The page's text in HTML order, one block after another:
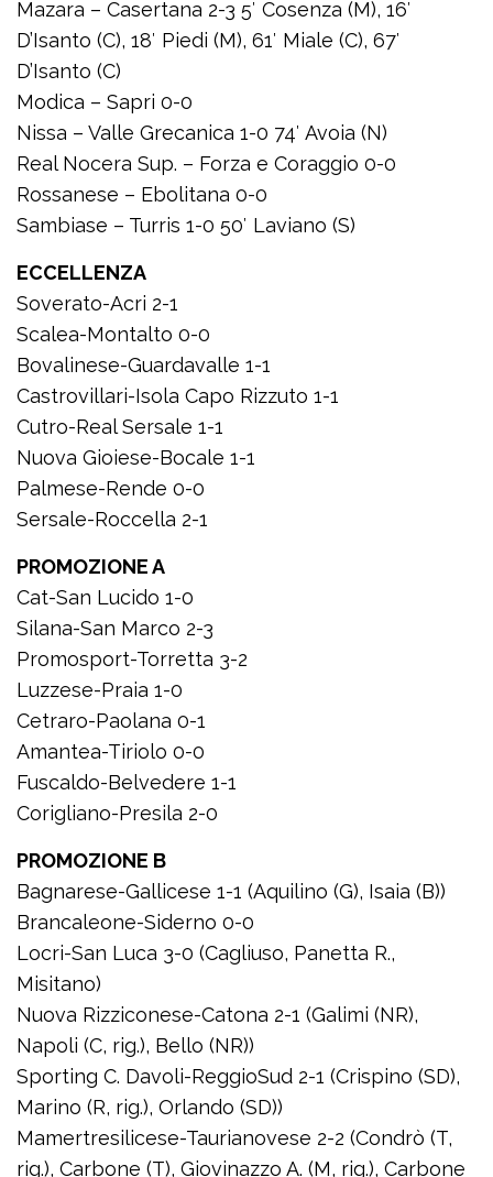
Mazara – Casertana 2-3 5′ Cosenza (M), 16′
D’Isanto (C), 18′ Piedi (M), 61′ Miale (C), 67′
D’Isanto (C)
Modica – Sapri 0-0
Nissa – Valle Grecanica 1-0 74′ Avoia (N)
Real Nocera Sup. – Forza e Coraggio 0-0
Rossanese – Ebolitana 0-0
Sambiase – Turris 1-0 50′ Laviano (S)
ECCELLENZA
Soverato-Acri 2-1
Scalea-Montalto 0-0
Bovalinese-Guardavalle 1-1
Castrovillari-Isola Capo Rizzuto 1-1
Cutro-Real Sersale 1-1
Nuova Gioiese-Bocale 1-1
Palmese-Rende 0-0
Sersale-Roccella 2-1
PROMOZIONE A
Cat-San Lucido 1-0
Silana-San Marco 2-3
Promosport-Torretta 3-2
Luzzese-Praia 1-0
Cetraro-Paolana 0-1
Amantea-Tiriolo 0-0
Fuscaldo-Belvedere 1-1
Corigliano-Presila 2-0
PROMOZIONE B
Bagnarese-Gallicese 1-1 (Aquilino (G), Isaia (B))
Brancaleone-Siderno 0-0
Locri-San Luca 3-0 (Cagliuso, Panetta R.,
Misitano)
Nuova Rizziconese-Catona 2-1 (Galimi (NR),
Napoli (C, rig.), Bello (NR))
Sporting C. Davoli-ReggioSud 2-1 (Crispino (SD),
Marino (R, rig.), Orlando (SD))
Mamertresilicese-Taurianovese 2-2 (Condrò (T,
rig.), Carbone (T), Giovinazzo A. (M, rig.), Carbone